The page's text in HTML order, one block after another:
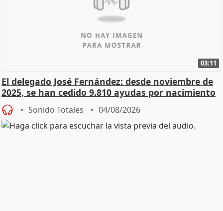
03:11
El delegado José Fernández: desde noviembre de
2025, se han cedido 9.810 ayudas por nacimiento
Sonido Totales 04/08/2026